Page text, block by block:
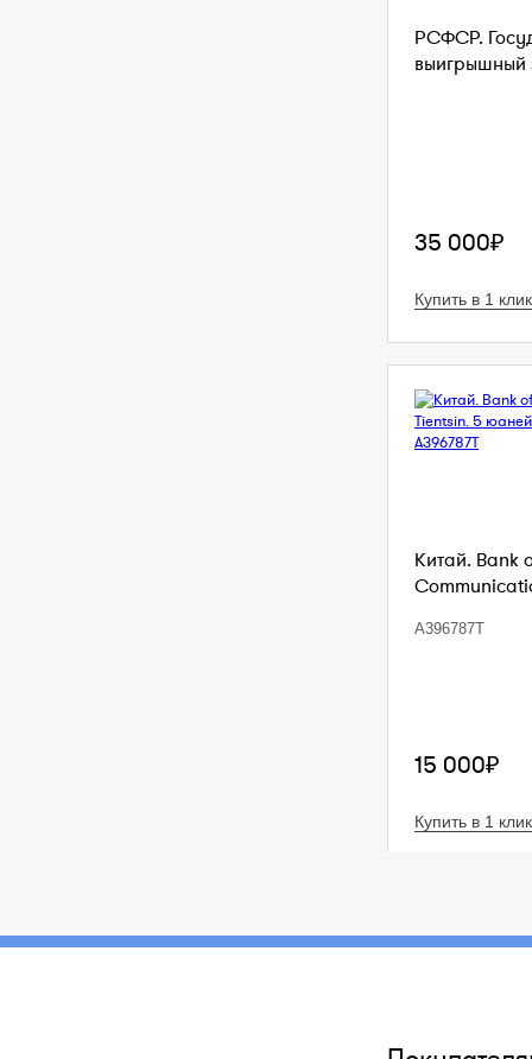
РСФСР.
выигрышный
35 000₽
Купить в 1 клик
Китай. Bank
A396787T
15 000₽
Купить в 1 клик